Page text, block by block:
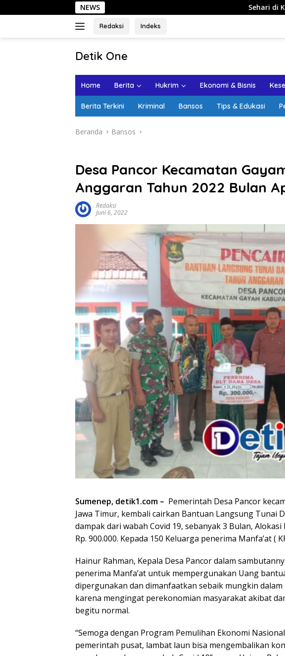
ke
NEWS Sehari di Kota Lama
Redaksi Indeks
Detik One
Ungkap
Home Berita Hukrim Ekonomi & Bisnis
Berita Terkini Kriminal Bansos Tips & Edukasi
Beranda Bansos
Desa Pancor Kecamatan
Anggaran Tahun 2022 Bulan
Redaksi
Juni 6, 2022
Sumenep, detik1.com – Pemerintah Desa Pancor
Jawa Timur, kembali cairkan Bantuan Langsung Tunai
dampak dari wabah Covid 19, sebanyak 3 Bulan,
Rp. 900.000. Kepada 150 Keluarga penerima Manfa’at (
Hainur Rahman, Kepala Desa Pancor dalam
penerima Manfa’at untuk mempergunakan Uang
dipergunakan dan dimanfaatkan sebaik mungkin
karena mengingat perekonomian masyarakat akibat
begitu normal.
“Semoga dengan Program Pemulihan Ekonomi
pemerintah pusat, lambat laun bisa mengembalikan